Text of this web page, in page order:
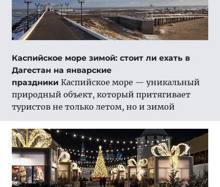
Каспийское море зимой: стоит ли ехать в
Дагестан на январские
праздники Каспийское море — уникальный
природный объект, который притягивает
туристов не только летом, но и зимой